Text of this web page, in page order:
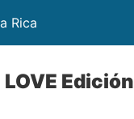
Rica
LOVE Edición